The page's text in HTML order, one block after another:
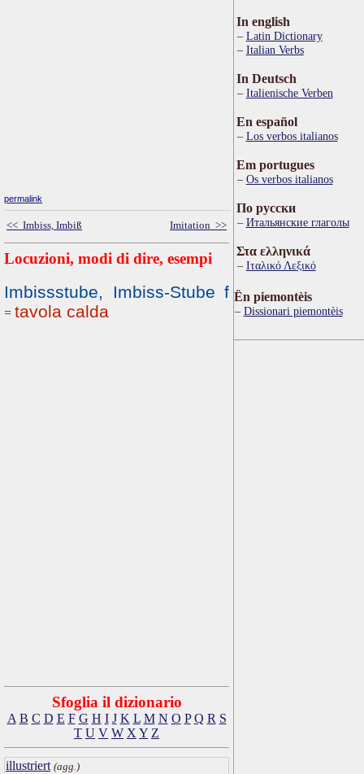
permalink
<< Imbiss, Imbiß Imitation >>
Locuzioni, modi di dire, esempi
Imbissstube, Imbiss-Stube f
= tavola calda
Sfoglia il dizionario
A B C D E F G H I J K L M N O P Q R S
T U V W X Y Z
illustriert (agg.)
In english
Latin Dictionary
Italian Verbs
In Deutsch
Italienische Verben
En español
Los verbos italianos
Em portugues
Os verbos italianos
По русски
Итальянские глаголы
Στα ελληνικά
Ιταλικό Λεξικό
Ën piemontèis
Dissionari piemontèis